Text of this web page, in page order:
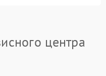
центра